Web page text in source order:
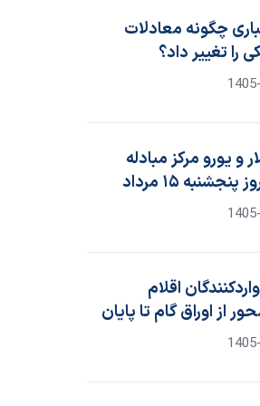
چگونه معادلات
را تغییر داد؟
و یورو مرکز مبادله
ایران؛ امروز پنجشنبه ۱۵ مرداد
اقلام
از اوراق گام تا پایان